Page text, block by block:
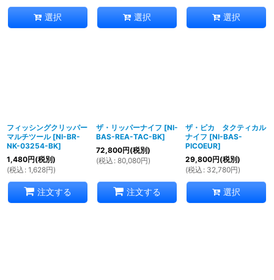
選択 選択 選択
フィッシングクリッパー
マルチツール [NI-BR-
NK-03254-BK]
1,480円(税別)
(税込 : 1,628円)
注文する
ザ・リッパーナイフ [NI-
BAS-REA-TAC-BK]
72,800円(税別)
(税込 : 80,080円)
注文する
ザ・ピカ タクティカル
ナイフ [NI-BAS-
PICOEUR]
29,800円(税別)
(税込 : 32,780円)
選択